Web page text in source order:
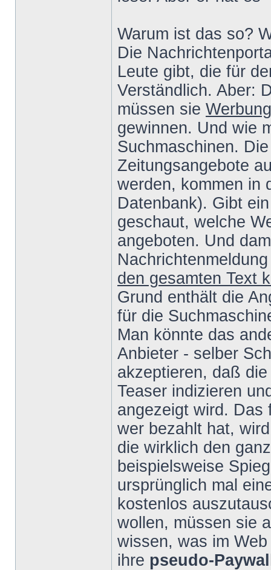
Warum ist das so?
Die
Leute gibt, die für
Verständlich. Aber:
müssen sie
gewinnen. Und wie
Suchmaschinen.
Zeitungsangebote
werden, kommen in
Datenbank). Gibt
geschaut, welche
angeboten. Und
den gesamten Text
Grund enthält die
für die
Man könnte das
Anbieter - selber
akzeptieren, daß
Teaser indizieren
angezeigt wird. Das
wer bezahlt hat,
die wirklich den
beispielsweise
ursprünglich mal
kostenlos
wollen, müssen sie
wissen, was im
ihre pseudo-